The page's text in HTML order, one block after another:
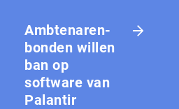
Amb­te­na­ren­
bon­den willen
ban op
software van
Palantir